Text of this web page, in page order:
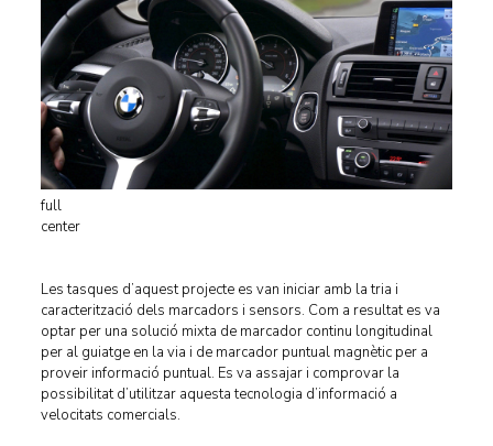
full
center
Les tasques d’aquest projecte es van iniciar amb la tria i
caracterització dels marcadors i sensors. Com a resultat es va
optar per una solució mixta de marcador continu longitudinal
per al guiatge en la via i de marcador puntual magnètic per a
proveir informació puntual. Es va assajar i comprovar la
possibilitat d’utilitzar aquesta tecnologia d’informació a
velocitats comercials.